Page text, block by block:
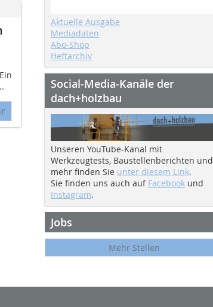
Aktuelle Ausgabe
Mediadaten
Abo-Shop
Heftarchiv
Social-Media-Kanäle der
dach+holzbau
Unseren YouTube-Kanal mit
Werkzeugtests, Baustellenberichten und
mehr finden Sie unter diesem Link.
Sie finden uns auch auf Facebook und
Instagram.
Jobs
Mehr Stellen